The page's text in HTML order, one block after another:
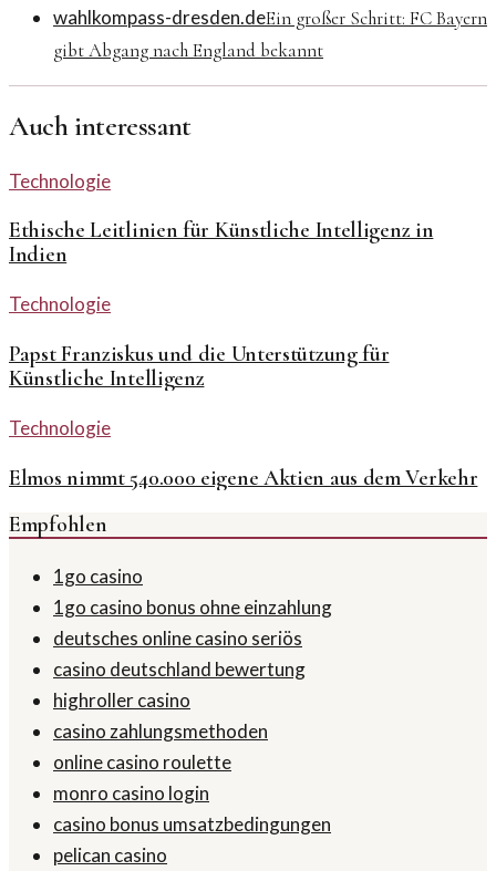
wahlkompass-dresden.deEin großer Schritt: FC Bayern
gibt Abgang nach England bekannt
Auch interessant
Technologie
Ethische Leitlinien für Künstliche Intelligenz in
Indien
Technologie
Papst Franziskus und die Unterstützung für
Künstliche Intelligenz
Technologie
Elmos nimmt 540.000 eigene Aktien aus dem Verkehr
Empfohlen
1go casino
1go casino bonus ohne einzahlung
deutsches online casino seriös
casino deutschland bewertung
highroller casino
casino zahlungsmethoden
online casino roulette
monro casino login
casino bonus umsatzbedingungen
pelican casino